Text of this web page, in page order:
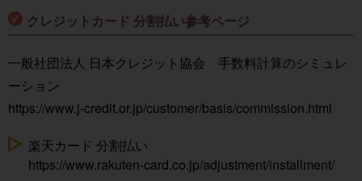
クレジットカード 分割払い参考ページ
一般社団法人 日本クレジット協会 手数料計算のシミュレ
ーション
https://www.j-credit.or.jp/customer/basis/commission.html
楽天カード 分割払い
https://www.rakuten-card.co.jp/adjustment/installment/